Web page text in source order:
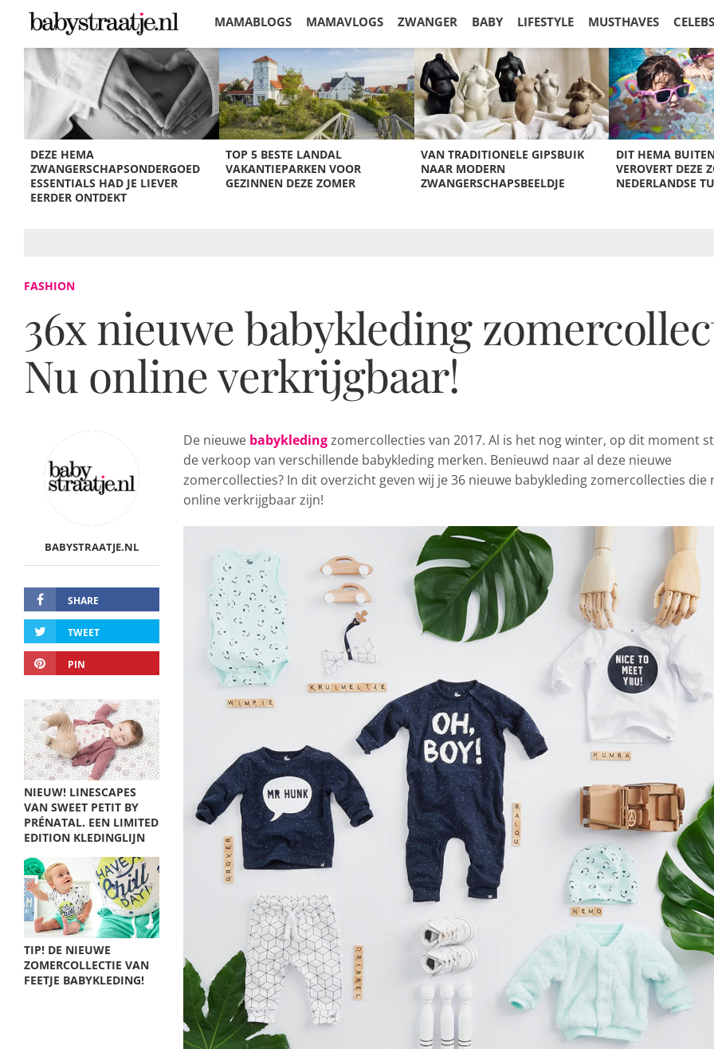
MAMABLOGS MAMAVLOGS ZWANGER BABY LIFESTYLE MUSTHAVES CELEBS
KORTINGEN
DEZE HEMA
ZWANGERSCHAPSONDERGOED
ESSENTIALS HAD JE LIEVER
EERDER ONTDEKT
TOP 5 BESTE LANDAL
VAKANTIEPARKEN VOOR
GEZINNEN DEZE ZOMER
VAN TRADITIONELE GIPSBUIK
NAAR MODERN
ZWANGERSCHAPSBEELDJE
DIT HEMA
VEROVERT DEZE
NEDERLANDSE
FASHION
36x nieuwe babykleding
Nu online verkrijgbaar!
BABYSTRAATJE.NL
SHARE
TWEET
PIN
NIEUW! LINESCAPES
VAN SWEET PETIT BY
PRÉNATAL. EEN LIMITED
EDITION KLEDINGLIJN
TIP! DE NIEUWE
ZOMERCOLLECTIE VAN
FEETJE BABYKLEDING!
De nieuwe babykledingzomercollecties van 2017. Al is het nog winter, op dit moment
de verkoop van verschillende babykleding merken. Benieuwd naar al deze nieuwe
zomercollecties? In dit overzicht geven wij je 36 nieuwe babykleding zomercollecties die
online verkrijgbaar zijn!